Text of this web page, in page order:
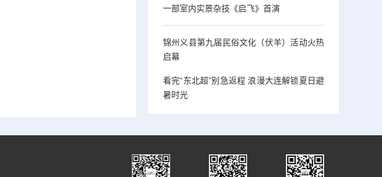
一部室内实景杂技《启飞》首演
锦州义县第九届民俗文化（伏羊）活动火热
启幕
看完“东北超”别急返程 浪漫大连解锁夏日避
暑时光